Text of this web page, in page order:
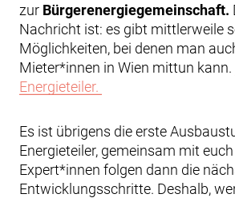
zur Bürgerenergiegemeinschaft.
Nachricht ist: es gibt mittlerweile
Möglichkeiten, bei denen man
Mieter*innen in Wien mittun kann.
Energieteiler.
Es ist übrigens die erste
Energieteiler, gemeinsam mit
Expert*innen folgen dann die
Entwicklungsschritte. Deshalb,